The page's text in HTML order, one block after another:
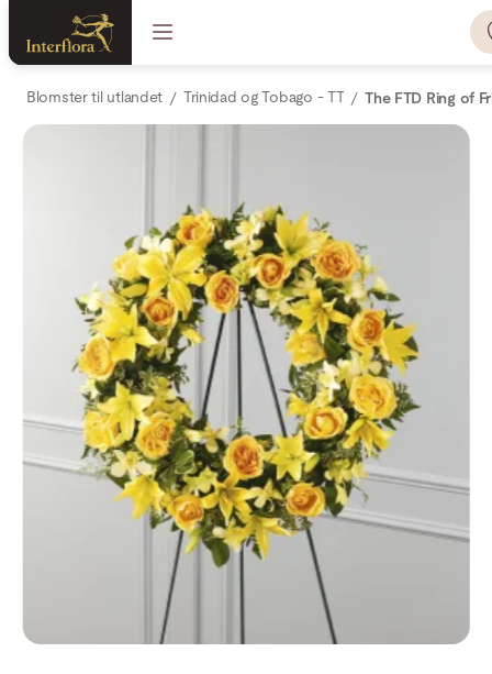
Blomster til utlandet Trinidad og Tobago - TT The FTD Ring of